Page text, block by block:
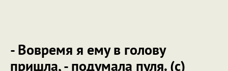
- Вовремя я ему в голову
пришла, - подумала пуля. (с)